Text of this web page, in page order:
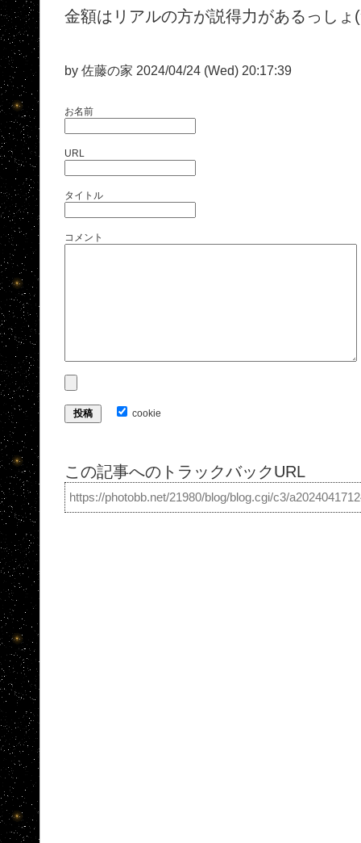
金額はリアルの方が説得力があるっしょ
by 佐藤の家 2024/04/24 (Wed) 20:17:39
お名前
URL
タイトル
コメント
cookie
この記事へのトラックバックURL
https://photobb.net/21980/blog/blog.cgi/c3/